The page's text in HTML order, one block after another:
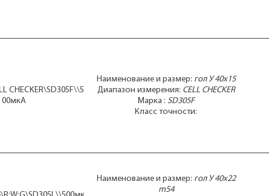
CHECKER\SD305F\\5
00мкА
Наименование и размер: гол У 40x15
Диапазон измерения: CELL CHECKER
Марка : SD305F
Класс точности:
Наименование и размер: гол У 40x22
m54